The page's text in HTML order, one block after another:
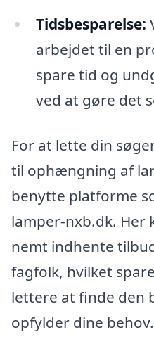
Tidsbesparelse:
arbejdet til en
spare tid og
ved at gøre det
For at lette din
til ophængning af
benytte platforme
lamper-nxb.dk. Her
nemt indhente
fagfolk, hvilket
lettere at finde den
opfylder dine